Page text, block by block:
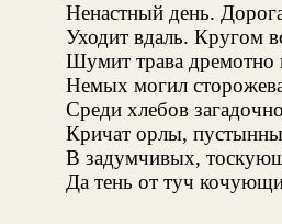
Ненастный день.
Уходит вдаль. Кругом
Шумит трава дремотно
Немых могил
Среди хлебов
Кричат орлы,
В задумчивых,
Да тень от туч